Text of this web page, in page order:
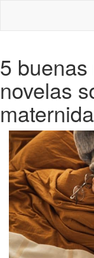
5
novelas